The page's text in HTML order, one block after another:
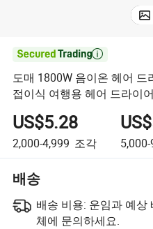

도매 1800W 음이온 헤어
접이식 여행용 헤어 드라이어
US$5.28
2,000-4,999 조각
배송
배송 비용: 운임과 예상
체에 문의하세요.